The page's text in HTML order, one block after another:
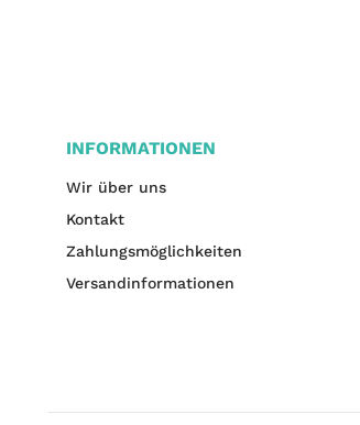
INFORMATIONEN
Wir über uns
Kontakt
Zahlungsmöglichkeiten
Versandinformationen